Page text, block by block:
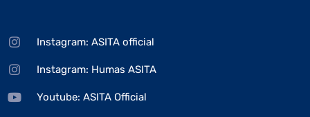
Instagram: ASITA official
Instagram: Humas ASITA
Youtube: ASITA Official